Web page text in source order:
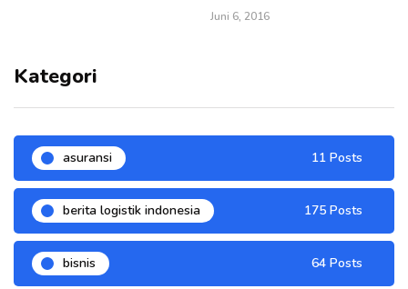
Juni 6, 2016
Kategori
asuransi 11 Posts
berita logistik indonesia 175 Posts
bisnis 64 Posts